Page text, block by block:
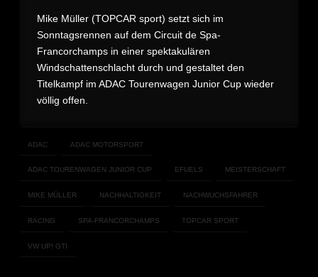
Mike Müller (TOPCAR sport) setzt sich im
Sonntagsrennen auf dem Circuit de Spa-
Francorchamps in einer spektakulären
Windschattenschlacht durch und gestaltet den
Titelkampf im ADAC Tourenwagen Junior Cup wieder
völlig offen.
ADAC ADAC MOTORSPORT
ADAC TOURENWAGEN JUNIOR CUP EFUELS MEISTERSCHAFT
MIKE MÜLLER NACHHALTIGKEIT NACHWUCHSFAHRER
RACING SPA-FRANCORCHAMPS TOPCAR SPORT
VW UP! GTI